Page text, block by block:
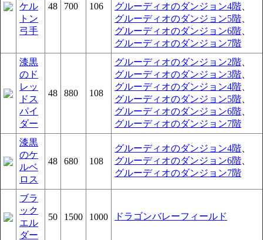
ケル
トン
弓手
48 700 106
グルーディオのダンジョン4階
グルーディオのダンジョン5階
グルーディオのダンジョン6階
グルーディオのダンジョン7階
漆黒
のド
レッ
ドス
パイ
ダー
48 880 108
グルーディオのダンジョン2階
グルーディオのダンジョン3階
グルーディオのダンジョン4階
グルーディオのダンジョン5階
グルーディオのダンジョン6階
グルーディオのダンジョン7階
漆黒
のケ
ルベ
ロス
48 680 108
グルーディオのダンジョン4階
グルーディオのダンジョン6階
グルーディオのダンジョン7階
ブラ
ック
エル
ダー
50 1500 1000 ドラゴンバレーフィールド